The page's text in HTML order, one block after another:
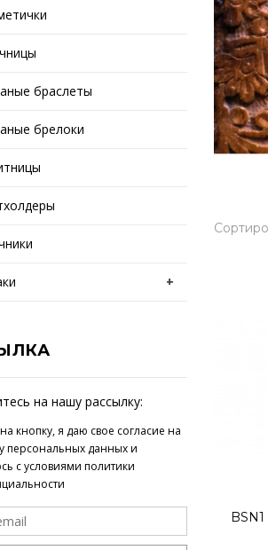
браслеты
брелоки
+
на нашу рассылку:
кнопку, я даю свое согласие на
персональных данныхи
с условиями политики